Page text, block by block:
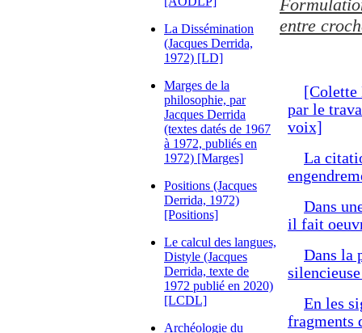
La Dissémination
(Jacques Derrida,
1972) [LD]
Marges de la
philosophie, par
Jacques Derrida
(textes datés de 1967
à 1972, publiés en
1972) [Marges]
Positions (Jacques
Derrida, 1972)
[Positions]
Le calcul des langues,
Distyle (Jacques
Derrida, texte de
1972 publié en 2020)
[LCDL]
Archéologie du
entre
par le
voix]
La
Dans
il fait
Dans la
En les
fragments